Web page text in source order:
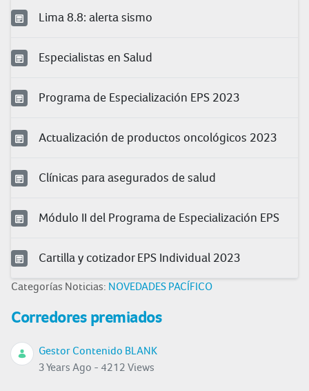
Lima 8.8: alerta sismo
Especialistas en Salud
Programa de Especialización EPS 2023
Actualización de productos oncológicos 2023
Clínicas para asegurados de salud
Módulo II del Programa de Especialización EPS
Cartilla y cotizador EPS Individual 2023
Categorías Noticias: NOVEDADES PACÍFICO
Corredores premiados
Gestor Contenido BLANK
3 Years Ago - 4212 Views